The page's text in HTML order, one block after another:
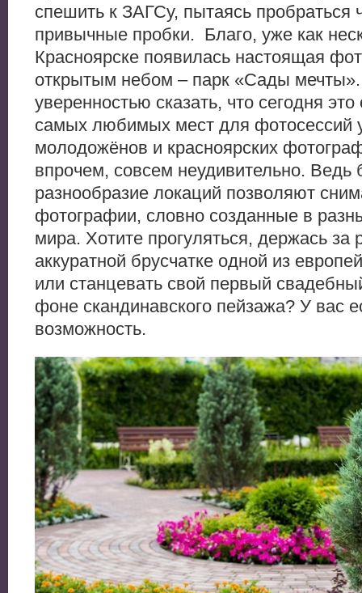
спешить к ЗАГСу, пытаясь пробраться
привычные пробки. Благо, уже как
Красноярске появилась настоящая
открытым небом – парк «Сады
уверенностью сказать, что сегодня это
самых любимых мест для фотосессий
молодожёнов и красноярских
впрочем, совсем неудивительно. Ведь
разнообразие локаций позволяют
фотографии, словно созданные в
мира. Хотите прогуляться, держась за
аккуратной брусчатке одной из
или станцевать свой первый
фоне скандинавского пейзажа? У вас
возможность.